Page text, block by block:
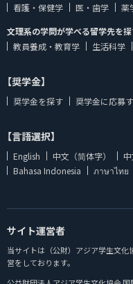
看護・保健学
医・歯学 薬
文理系の学問が学べる留学先を
教員養成・教育学
生活科学
【奨学金】
奨学金を探す 奨学金に応募
【言語選択】
English 中文（简体字）
Bahasa Indonesia
ภาษาไทย
サイト運営者
当サイトは（公財）アジア学生文
営をしております。